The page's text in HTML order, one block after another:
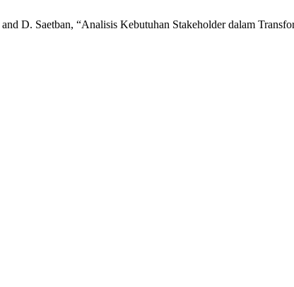
D. Saetban, “Analisis Kebutuhan Stakeholder dalam